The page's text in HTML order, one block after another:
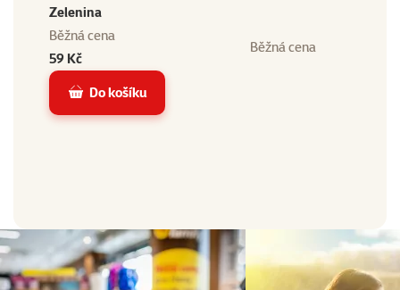
Zelenina
Běžná cena
59 Kč
Běžná cena
Do košíku